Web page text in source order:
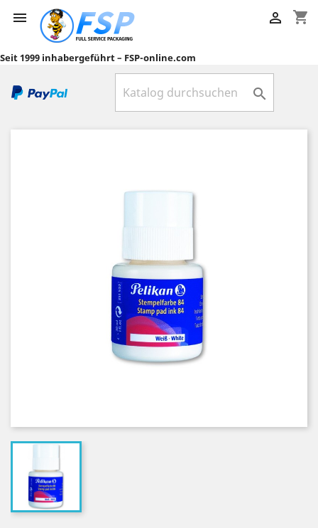
 shopping_cart

Seit 1999 inhabergeführt – FSP-online.com
